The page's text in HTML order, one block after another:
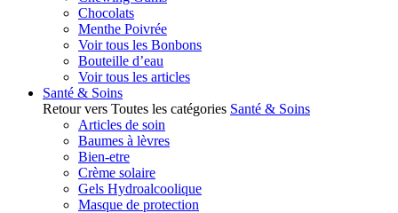
Chocolats
Menthe Poivrée
Voir tous les Bonbons
Bouteille d’eau
Voir tous les articles
Santé & Soins
Retour vers Toutes les catégories Santé & Soins
Articles de soin
Baumes à lèvres
Bien-etre
Crème solaire
Gels Hydroalcoolique
Masque de protection